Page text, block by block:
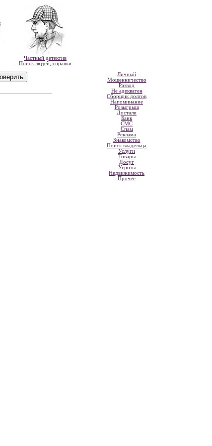
Частный детектив
Поиск людей, справки
Личный
Мошенничество
Развод
Не адекватен
Сборщик долгов
Напоминание
Розыгрыш
Достали
Банк
СМС
Спам
Реклама
Знакомство
Поиск владельца
Услуги
Товары
Досуг
Угрозы
Недвижимость
Прочее